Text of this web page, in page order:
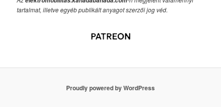
tartalmat, illetve egyéb publikált anyagot szerzői jog véd.
Proudly powered by WordPress